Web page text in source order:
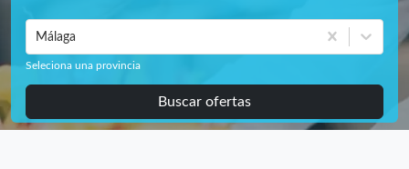
Málaga
Seleciona una provincia
Buscar ofertas